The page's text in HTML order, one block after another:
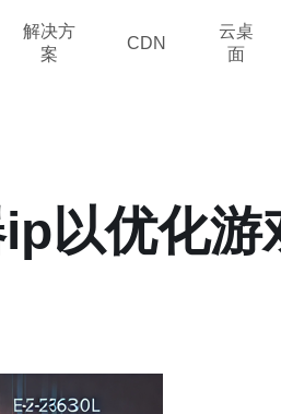
解决方
案
CDN
云桌
面
以优化游